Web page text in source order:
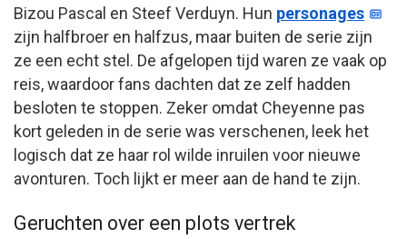
Bizou Pascal en Steef Verduyn. Hun personages
zijn halfbroer en halfzus, maar buiten de serie zijn
ze een echt stel. De afgelopen tijd waren ze vaak op
reis, waardoor fans dachten dat ze zelf hadden
besloten te stoppen. Zeker omdat Cheyenne pas
kort geleden in de serie was verschenen, leek het
logisch dat ze haar rol wilde inruilen voor nieuwe
avonturen. Toch lijkt er meer aan de hand te zijn.
Geruchten over een plots vertrek